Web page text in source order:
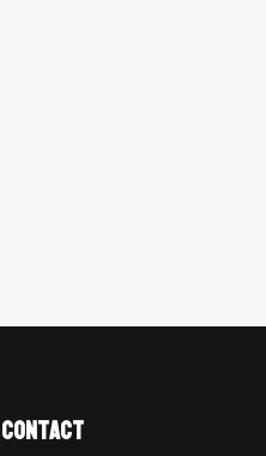
Contact